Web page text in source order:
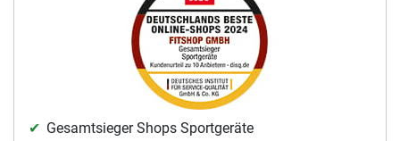
Gesamtsieger Shops Sportgeräte